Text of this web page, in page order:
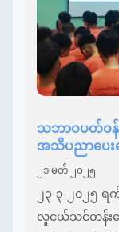
သဘာဝပတ်ဝန်
အသိပညာပေးဟ
၂၁ မတ် ၂၀၂၅
၂၃-၃-၂၀၂၅ ရ
လူငယ်သင်တန်းက